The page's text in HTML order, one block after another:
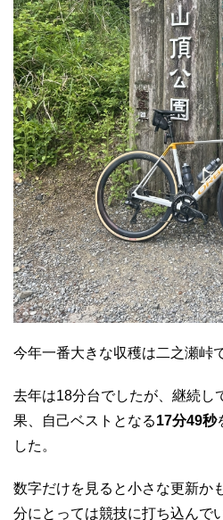
今年一番大きな収穫は二之瀬峠
去年は18分台でしたが、継続し
果、自己ベストとなる17分49秒
した。
数字だけを見ると小さな更新か
分にとっては競技に打ち込んで